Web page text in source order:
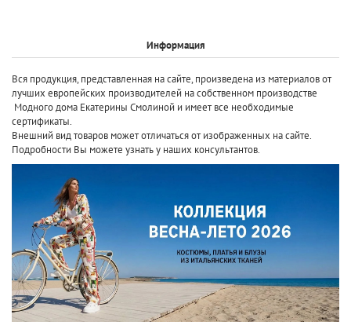
Информация
Вся продукция, представленная на сайте, произведена из материалов от
лучших европейских производителей на собственном производстве
Модного дома Екатерины Смолиной и имеет все необходимые
сертификаты.
Внешний вид товаров может отличаться от изображенных на сайте.
Подробности Вы можете узнать у наших консультантов.